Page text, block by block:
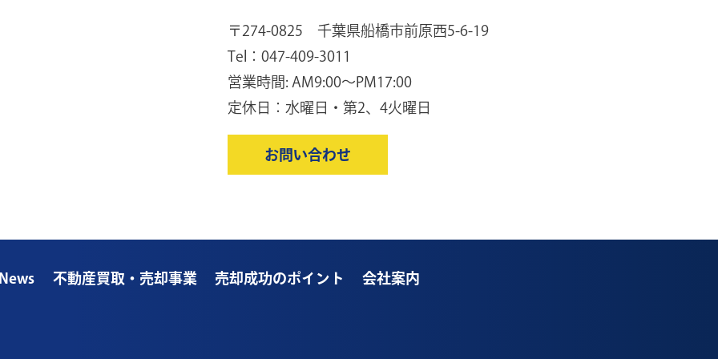
〒274-0825 千葉県船橋市前原西5-6-19
Tel：047-409-3011
営業時間: AM9:00〜PM17:00
定休日：水曜日・第2、4火曜日
お問い合わせ
不動産買取・売却事業 売却成功のポイント 会社案内